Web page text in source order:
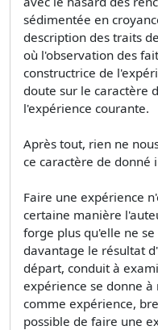
sédimentée en
description des traits
où l'observation des
constructrice de
doute sur le caractère
l'expérience courante.
Après tout, rien ne
ce caractère de donné
Faire une expérience
certaine manière
forge plus qu'elle ne
davantage le résultat
départ, conduit à
expérience se donne à
comme expérience,
possible de faire une